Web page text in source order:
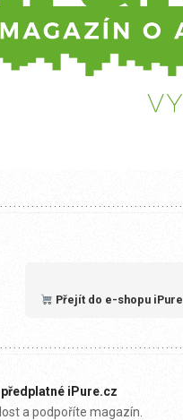
Přejít do e-shopu iPure
iPure.cz
a podpoříte magazín.